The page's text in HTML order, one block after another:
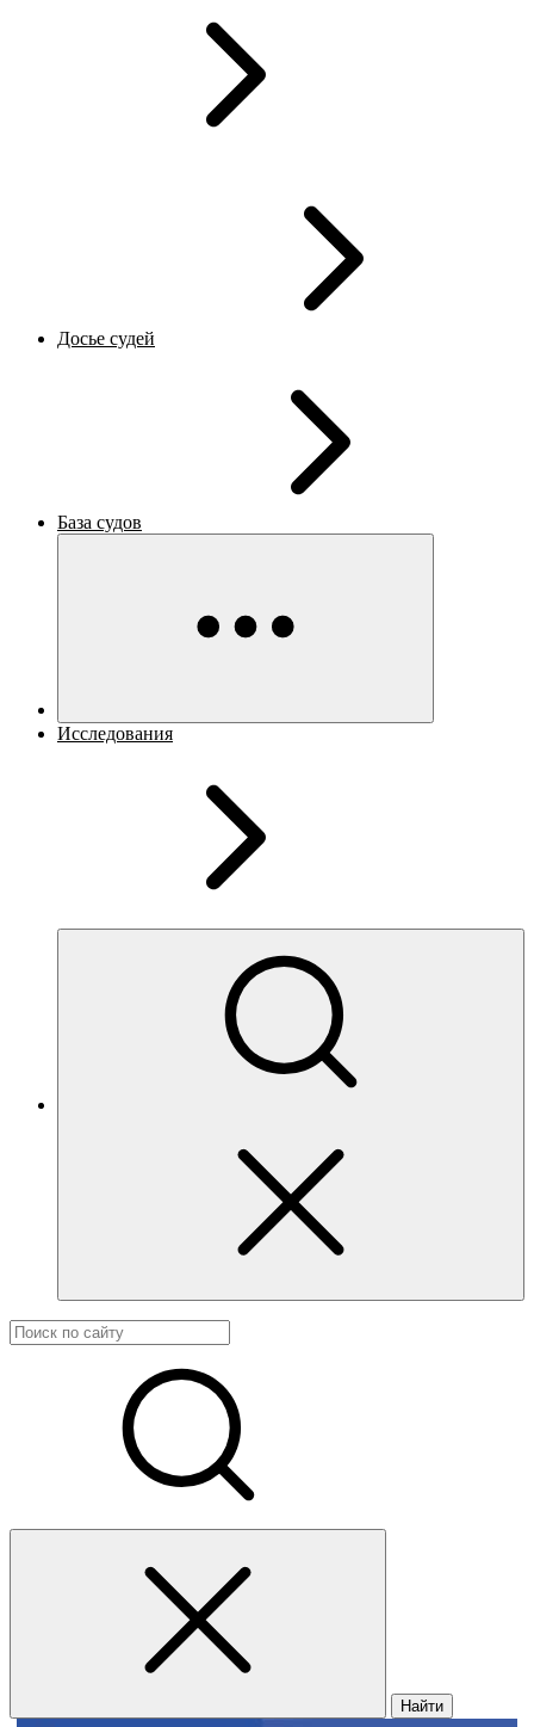
Досье судей
База судов
Исследования
Найти